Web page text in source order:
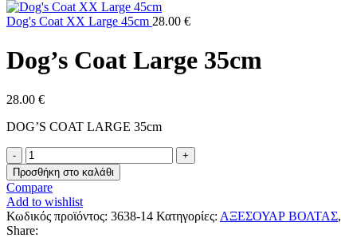
Dog's Coat XX Large 45cm 28.00 €
Dog’s Coat Large 35cm
28.00 €
DOG’S COAT LARGE 35cm
Dog's
Coat
Large
35cm
ποσότητα
Προσθήκη στο καλάθι
Compare
Add to wishlist
Κωδικός προϊόντος: 3638-14 Κατηγορίες: ΑΞΕΣΟΥΑΡ ΒΟΛΤΑΣ,
Share: